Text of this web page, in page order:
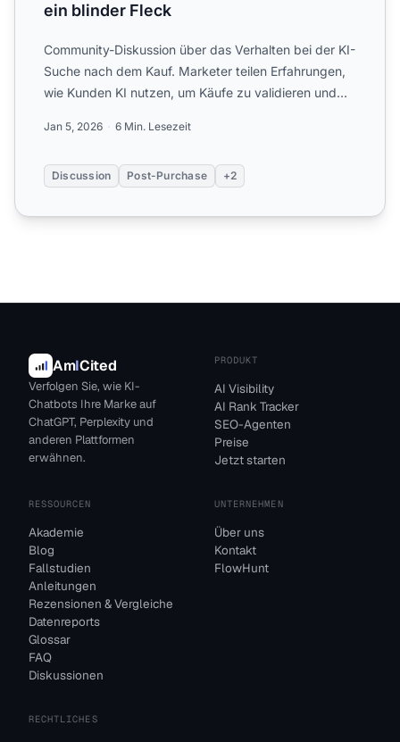
ein blinder Fleck
Community-Diskussion über das Verhalten bei der KI-
Suche nach dem Kauf. Marketer teilen Erfahrungen,
wie Kunden KI nutzen, um Käufe zu validieren und
Jan 5, 2026 6 Min. Lesezeit
Discussion Post-Purchase +2
AmICited
Verfolgen Sie, wie KI-
Chatbots Ihre Marke auf
ChatGPT, Perplexity und
anderen Plattformen
erwähnen.
PRODUKT
AI Visibility
AI Rank Tracker
SEO-Agenten
Preise
Jetzt starten
RESSOURCEN
Akademie
Blog
Fallstudien
Anleitungen
Rezensionen & Vergleiche
Datenreports
Glossar
FAQ
Diskussionen
UNTERNEHMEN
Über uns
Kontakt
FlowHunt
RECHTLICHES